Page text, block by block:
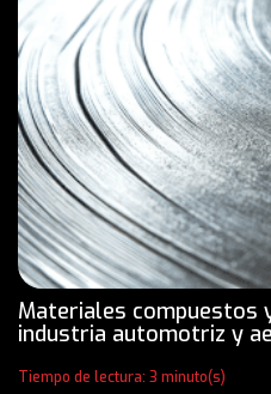
Materiales compuestos
industria automotriz y
Tiempo de lectura: 3 minuto(s)